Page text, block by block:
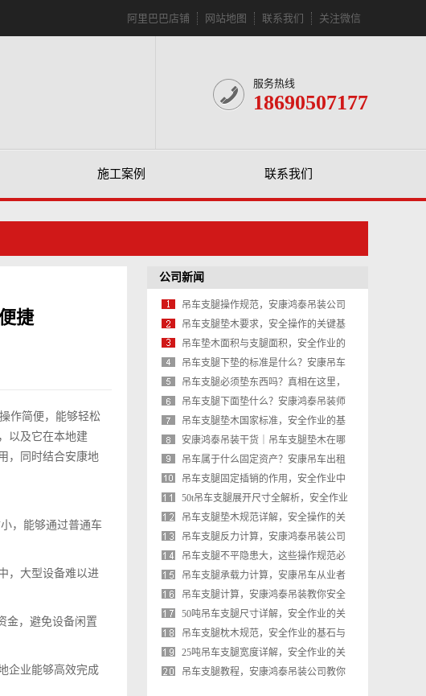
阿里巴巴店铺 网站地图 联系我们 关注微信
服务热线
18690507177
施工案例 联系我们
捷
作简便，能够轻松
以及它在本地建
，同时结合安康地
，能够通过普通车
，大型设备难以进
金，避免设备闲置
企业能够高效完成
公司新闻
吊车支腿操作规范，安康鸿泰吊装公司
教你安全作业的每一步
吊车支腿垫木要求，安全操作的关键基
石
吊车垫木面积与支腿面积，安全作业的
基石与规范
吊车支腿下垫的标准是什么？安康吊车
出租师傅教你正确操作
吊车支腿必须垫东西吗？真相在这里，
安全操作不可忽视
吊车支腿下面垫什么？安康鸿泰吊装师
傅教你正确选择垫板，安全又合规
吊车支腿垫木国家标准，安全作业的基
石与安康吊车出租的合规操作
安康鸿泰吊装干货｜吊车支腿垫木在哪
里买？从业者手把手教你选对不踩坑
吊车属于什么固定资产？安康吊车出租
从业者详解分类与账务处理
吊车支腿固定插销的作用，安全作业中
不可或缺的保险栓
50t吊车支腿展开尺寸全解析，安全作业
的基石与实战经验
吊车支腿垫木规范详解，安全操作的关
键一步
吊车支腿反力计算，安康鸿泰吊装公司
的专业经验分享
吊车支腿不平隐患大，这些操作规范必
须牢记
吊车支腿承载力计算，安康吊车从业者
的安全必修课
吊车支腿计算，安康鸿泰吊装教你安全
作业的核心要点
50吨吊车支腿尺寸详解，安全作业的关
键参数与操作规范
吊车支腿枕木规范，安全作业的基石与
安康鸿泰吊装实操指南
25吨吊车支腿宽度详解，安全作业的关
键参数
吊车支腿教程，安康鸿泰吊装公司教你